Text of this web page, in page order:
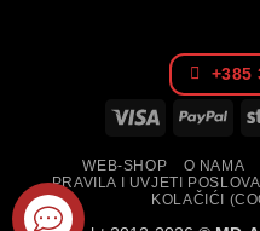
+385
Visa
WEB-SHOP O NAMA
PRAVILA I UVJETI
KOLAČIĆI